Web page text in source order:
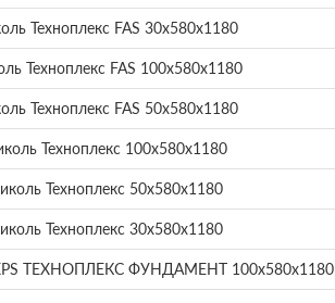
Техноплекс FAS 30х580х1180
Техноплекс FAS 100х580х1180
Техноплекс FAS 50х580х1180
Техноплекс 100х580х1180
Техноплекс 50х580х1180
Техноплекс 30х580х1180
ТЕХНОПЛЕКС ФУНДАМЕНТ 100х580х1180